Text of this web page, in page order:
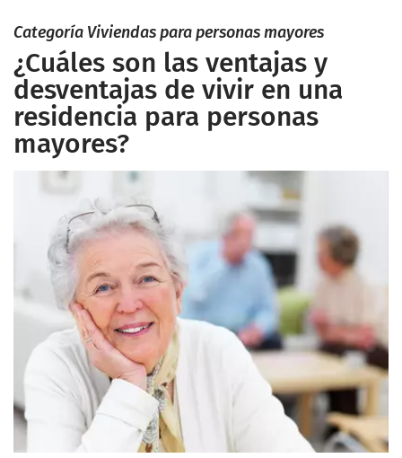
Categoría Viviendas para personas mayores
¿Cuáles son las ventajas y
desventajas de vivir en una
residencia para personas
mayores?